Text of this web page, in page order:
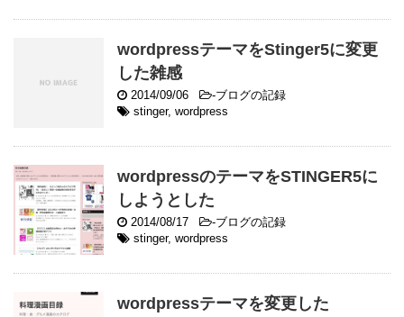
wordpressテーマをStinger5に変更
した雑感
2014/09/06 -ブログの記録
stinger, wordpress
wordpressのテーマをSTINGER5に
しようとした
2014/08/17 -ブログの記録
stinger, wordpress
wordpressテーマを変更した